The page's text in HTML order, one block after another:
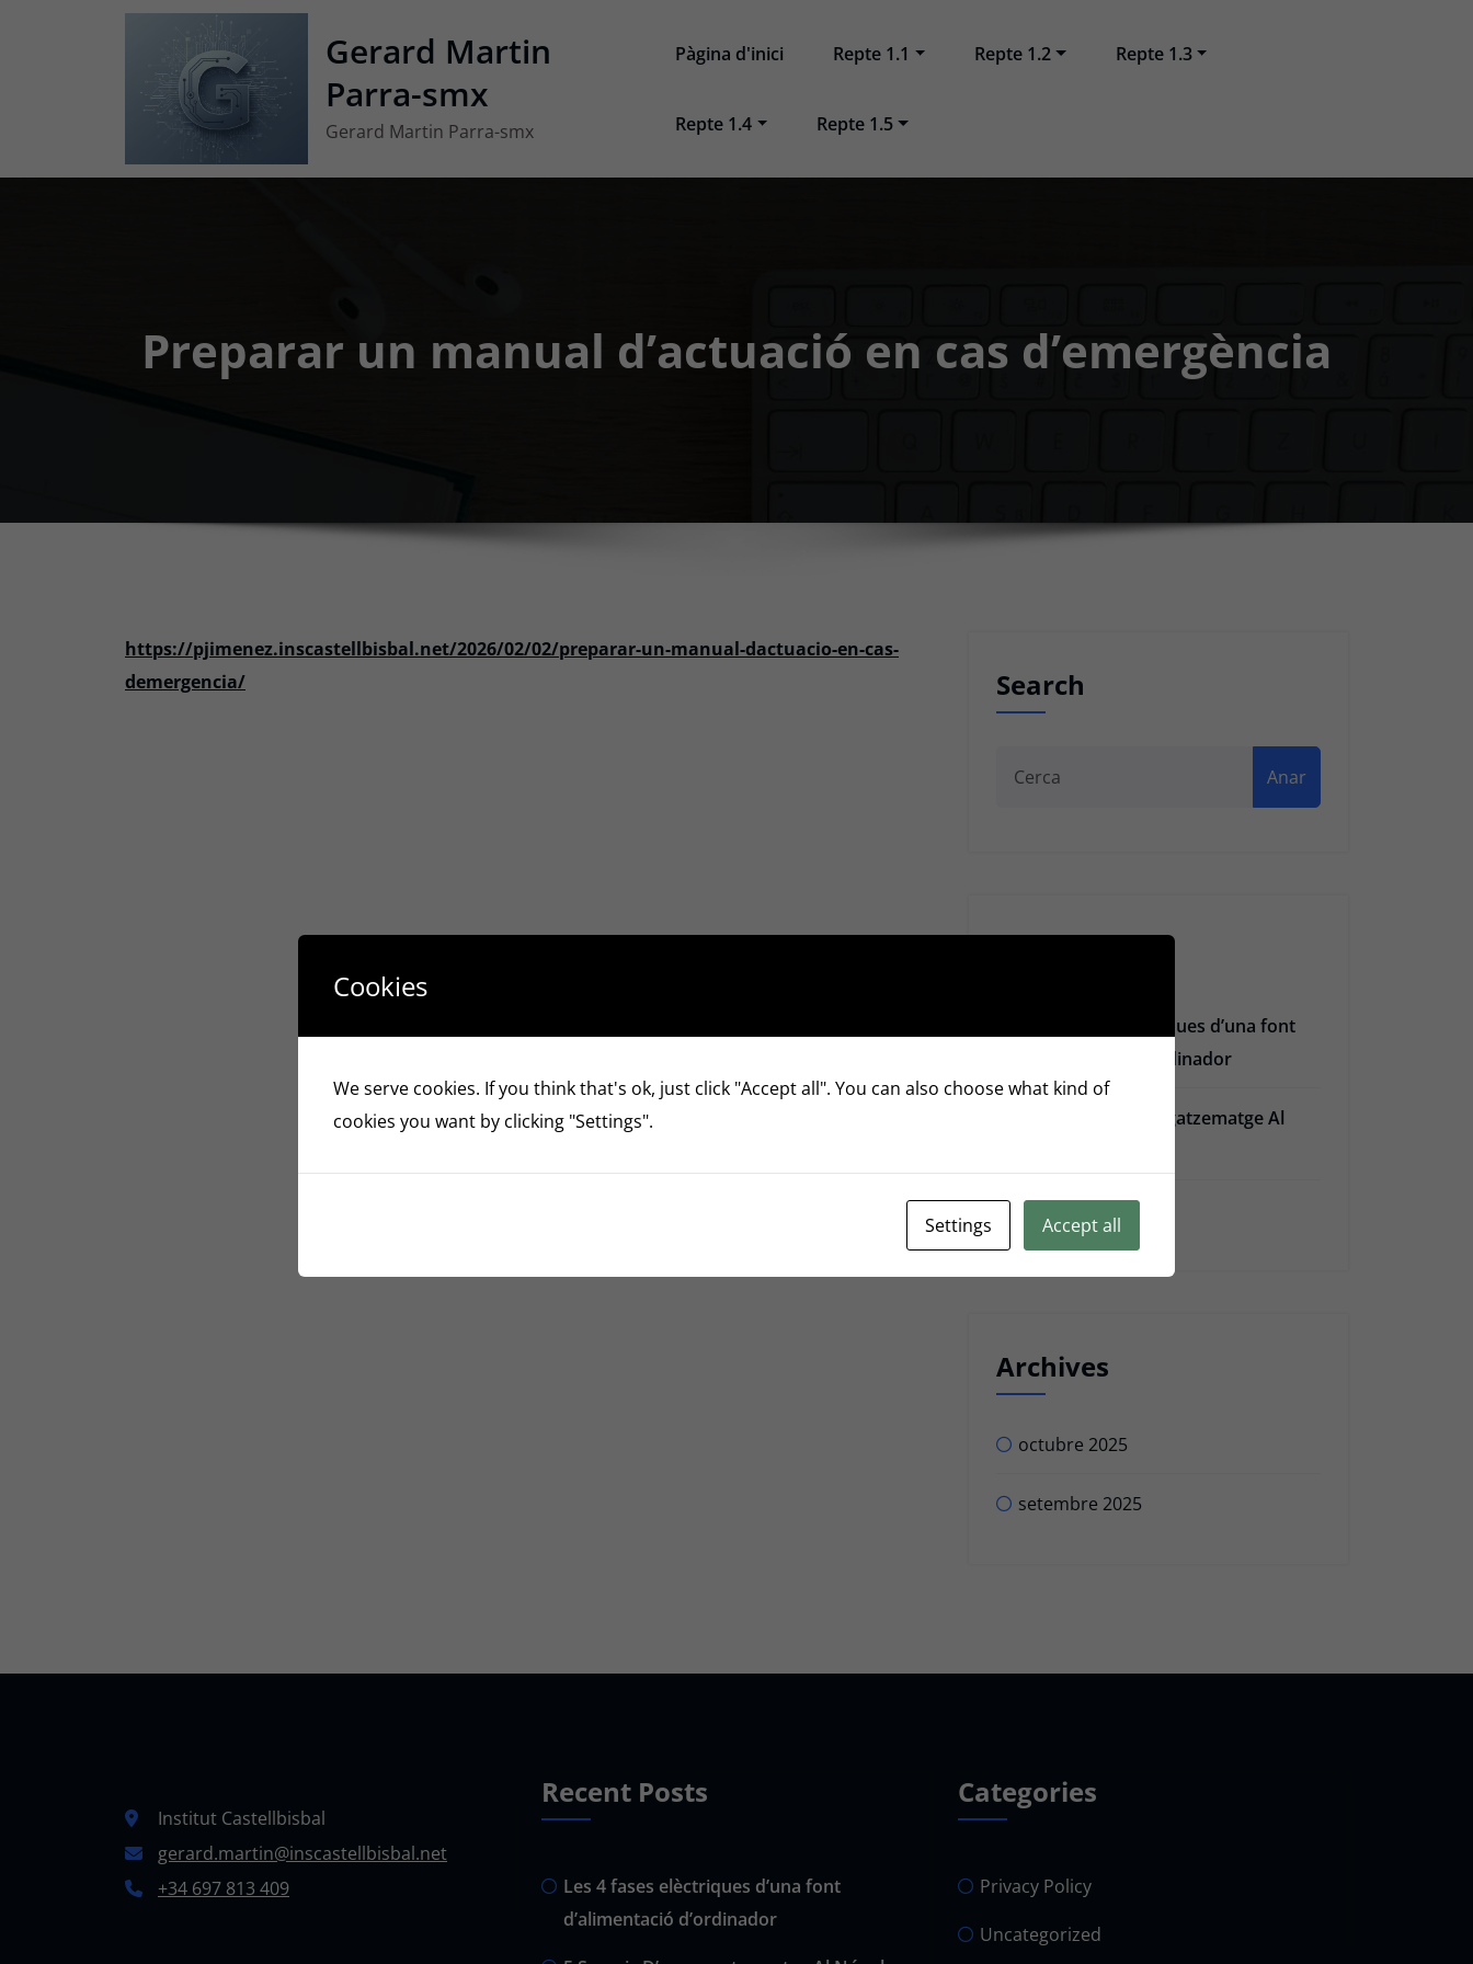
Gerard Martin
Parra-smx
Gerard Martin Parra-smx
Pàgina d'inici Repte 1.1 Repte 1.2 Repte 1.3
Repte 1.4 Repte 1.5
Preparar un manual d’actuació en cas d’emergència
https://pjimenez.inscastellbisbal.net/2026/02/02/preparar-un-manual-dactuacio-en-cas-
demergencia/
Search
Anar
Recent Posts
Les 4 fases elèctriques d’una font
d’alimentació d’ordinador
5 Serveis D’emmagatzematge Al
Privacy Policy
Archives
octubre 2025
setembre 2025
Institut Castellbisbal
gerard.martin@inscastellbisbal.net
+34 697 813 409
Recent Posts
Les 4 fases elèctriques d’una font
d’alimentació d’ordinador
Categories
Privacy Policy
Uncategorized
Cookies
We serve cookies. If you think that's ok, just click "Accept all". You can also choose what kind of
cookies you want by clicking "Settings".
Settings Accept all